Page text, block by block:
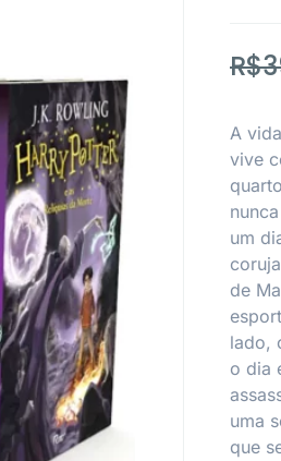
R$
A
vive
um
de
lado,
o dia
uma
que